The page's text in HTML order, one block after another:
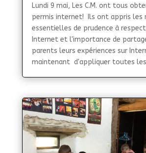
Lundi 9 mai, Les C.M. ont tous
permis internet! Ils ont appris les
essentielles de prudence à
Internet et l'importance de
parents leurs expériences sur
maintenant d'appliquer toutes les